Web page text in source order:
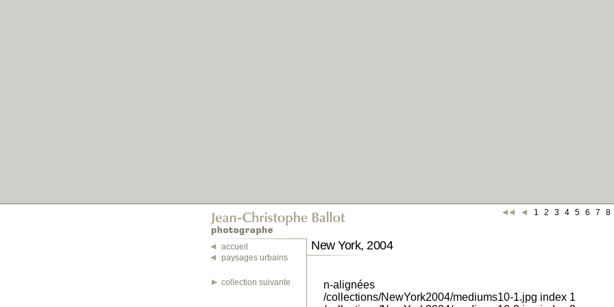
accueil
paysages urbains
collection suivante
New York, 2004
n-alignées
/collections/NewYork2004/mediums10-1.jpg index 1
1 2 3 4 5 6 7 8